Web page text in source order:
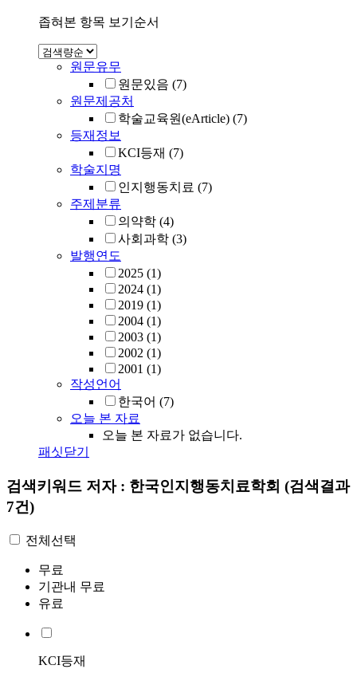
좁혀본 항목 보기순서
원문유무
원문있음 (7)
원문제공처
학술교육원(eArticle) (7)
등재정보
KCI등재 (7)
학술지명
인지행동치료 (7)
주제분류
의약학 (4)
사회과학 (3)
발행연도
2025 (1)
2024 (1)
2019 (1)
2004 (1)
2003 (1)
2002 (1)
2001 (1)
작성언어
한국어 (7)
오늘 본 자료
오늘 본 자료가 없습니다.
패싯닫기
검색키워드 저자 : 한국인지행동치료학회 (검색결과
7건)
전체선택
무료
기관내 무료
유료
KCI등재